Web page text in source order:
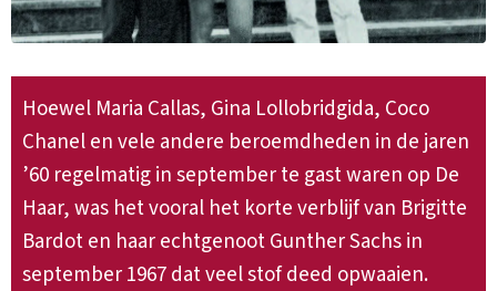
Hoewel Maria Callas, Gina Lollobridgida, Coco
Chanel en vele andere beroemdheden in de jaren
’60 regelmatig in september te gast waren op De
Haar, was het vooral het korte verblijf van Brigitte
Bardot en haar echtgenoot Gunther Sachs in
september 1967 dat veel stof deed opwaaien.